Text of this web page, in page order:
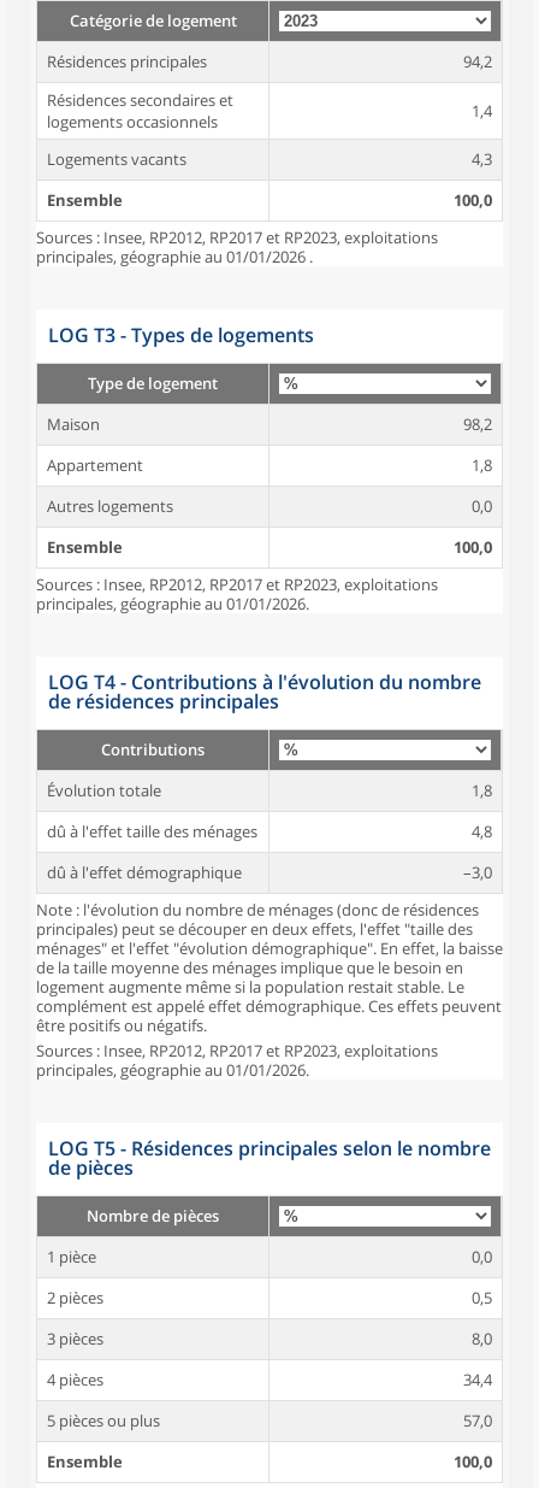
Catégorie de logement
Résidences principales
94,2
Résidences secondaires et
logements occasionnels
1,4
Logements vacants
4,3
Ensemble
100,0
Sources : Insee, RP2012, RP2017 et RP2023, exploitations
principales, géographie au 01/01/2026 .
LOG T3 - Types de logements
Type de logement
Maison
98,2
Appartement
1,8
Autres logements
0,0
Ensemble
100,0
Sources : Insee, RP2012, RP2017 et RP2023, exploitations
principales, géographie au 01/01/2026.
LOG T4 - Contributions à l'évolution du nombre
de résidences principales
Contributions
Évolution totale
1,8
dû à l'effet taille des ménages
4,8
dû à l'effet démographique
–3,0
Note : l'évolution du nombre de ménages (donc de résidences
principales) peut se découper en deux effets, l'effet "taille des
ménages" et l'effet "évolution démographique". En effet, la baisse
de la taille moyenne des ménages implique que le besoin en
logement augmente même si la population restait stable. Le
complément est appelé effet démographique. Ces effets peuvent
être positifs ou négatifs.
Sources : Insee, RP2012, RP2017 et RP2023, exploitations
principales, géographie au 01/01/2026.
LOG T5 - Résidences principales selon le nombre
de pièces
Nombre de pièces
1 pièce
0,0
2 pièces
0,5
3 pièces
8,0
4 pièces
34,4
5 pièces ou plus
57,0
Ensemble
100,0